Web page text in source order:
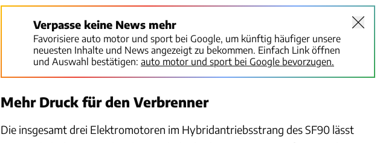
Verpasse keine News mehr
Favorisiere auto motor und sport bei Google, um künftig häufiger unsere
neuesten Inhalte und News angezeigt zu bekommen. Einfach Link öffnen
und Auswahl bestätigen: auto motor und sport bei Google bevorzugen.
Mehr Druck für den Verbrenner
Die insgesamt drei Elektromotoren im Hybridantriebsstrang des SF90 lässt